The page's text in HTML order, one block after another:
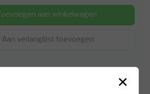
Toevoegen aan winkelwagen
Aan verlanglijst toevoegen
Neem contact op over dit×